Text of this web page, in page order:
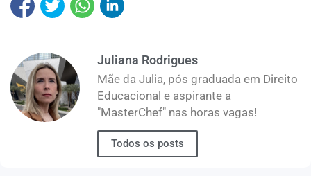
Juliana Rodrigues
Mãe da Julia, pós graduada em Direito
Educacional e aspirante a
"MasterChef" nas horas vagas!
Todos os posts